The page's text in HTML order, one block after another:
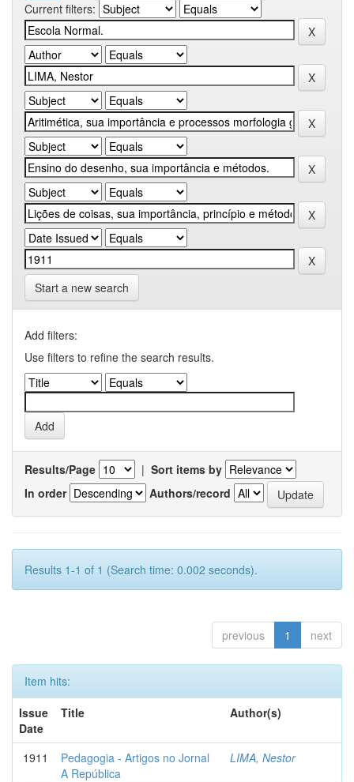
Current filters:
Start a new search
Add filters:
Use filters to refine the search results.
Results/Page | Sort items by
In order
Authors/record
Results 1-1 of 1 (Search time: 0.002 seconds).
previous 1 next
Item hits:
Issue
Date
Title Author(s)
1911
Pedagogia - Artigos no Jornal
A República
LIMA, Nestor